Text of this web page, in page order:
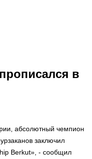
в
абсолютный чемпион
заключил
Berkut», - сообщил